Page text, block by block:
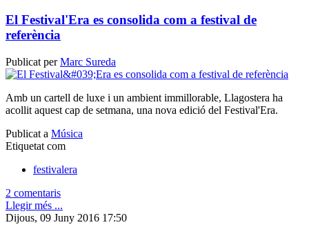
El Festival'Era es consolida com a festival de
referència
Publicat perMarc Sureda
Amb un cartell de luxe i un ambient immillorable, Llagostera ha
acollit aquest cap de setmana, una nova edició del Festival'Era.
Publicat a Música
Etiquetat com
festivalera
2 comentaris
Llegir més ...
Dijous, 09 Juny 2016 17:50